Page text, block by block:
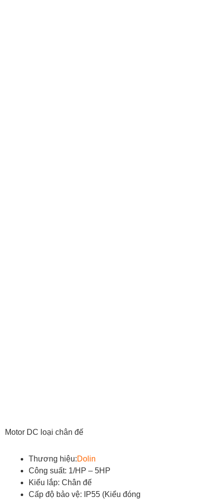
Motor DC loại chân đế
Thương hiệu:Dolin
Công suất: 1/HP – 5HP
Kiểu lắp: Chân đế
Cấp độ bảo vệ: IP55 (Kiểu đóng